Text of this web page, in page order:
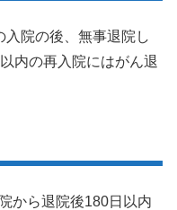
院の後、無事退院し
内の再入院にはがん退
から退院後180日以内